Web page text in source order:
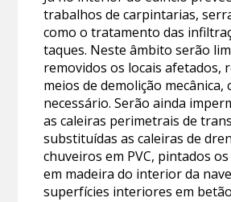
trabalhos de carpintarias,
como o tratamento das
taques. Neste âmbito serão
removidos os locais afetados,
meios de demolição mecânica,
necessário. Serão ainda
as caleiras perimetrais de
substituídas as caleiras de
chuveiros em PVC, pintados
em madeira do interior da
superfícies interiores em